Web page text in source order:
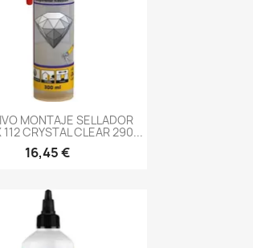
-->
MONTAJE SELLADOR
112 CRYSTAL CLEAR 290...
16,45 €